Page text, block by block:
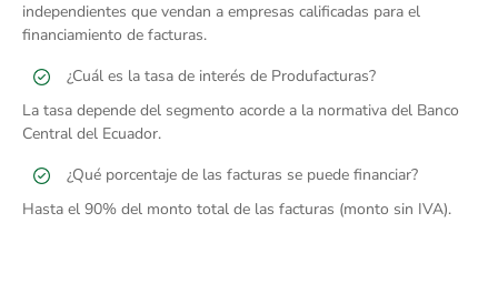
independientes que vendan a empresas calificadas para el
financiamiento de facturas.
¿Cuál es la tasa de interés de Produfacturas?
La tasa depende del segmento acorde a la normativa del Banco
Central del Ecuador.
¿Qué porcentaje de las facturas se puede financiar?
Hasta el 90% del monto total de las facturas (monto sin IVA).